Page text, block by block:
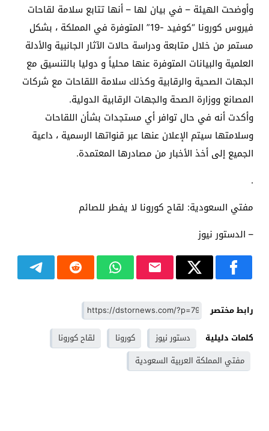
وأوضحت الهيئة – في بيان لها – أنها تتابع سلامة لقاحات
فيروس كورونا “كوفيد -19” المتوفرة في المملكة ، بشكل
مستمر من خلال متابعة ودراسة حالات الآثار الجانبية والأدلة
العلمية والبيانات المتوفرة عنها محلياً و دوليا بالتنسيق مع
الجهات الصحية والرقابية وكذلك سلامة اللقاحات مع شركات
المصانع ووزارة الصحة والجهات الرقابية الدولية.
وأكدت أنه في حال توافر أي مستجدات بشأن اللقاحات
وسلامتها سيتم الإعلان عنها عبر قنواتها الرسمية ، داعية
الجميع إلى أخذ الأخبار من مصادرها المعتمدة.
.
مفتي السعودية: لقاح كورونا لا يفطر للصائم
– الدستور نيوز
رابط مختصر
كلمات دليلية
دستور نيوز كورونا
لقاح كورونا
مفتي المملكة العربية السعودية